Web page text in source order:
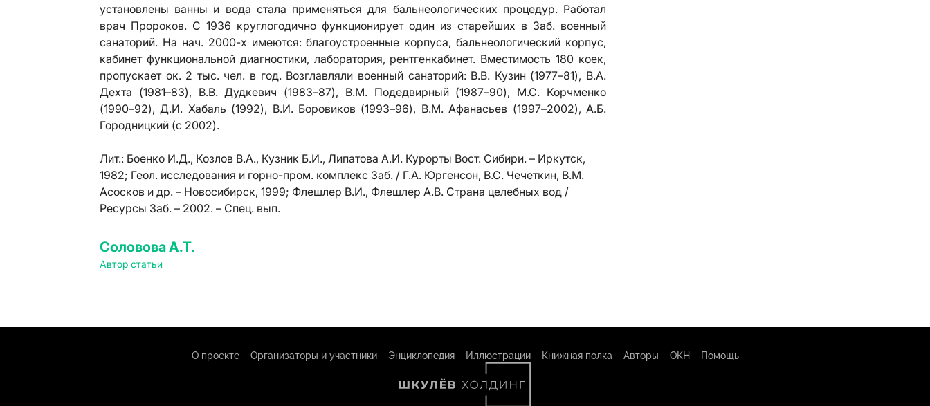
установлены ванны и вода стала применяться для бальнеологических процедур. Работал
врач Пророков. С 1936 круглогодично функционирует один из старейших в Заб. военный
санаторий. На нач. 2000-х имеются: благоустроенные корпуса, бальнеологический корпус,
кабинет функциональной диагностики, лаборатория, рентгенкабинет. Вместимость 180 коек,
пропускает ок. 2 тыс. чел. в год. Возглавляли военный санаторий: В.В. Кузин (1977–81), В.А.
Дехта (1981–83), В.В. Дудкевич (1983–87), В.М. Подедвирный (1987–90), М.С. Корчменко
(1990–92), Д.И. Хабаль (1992), В.И. Боровиков (1993–96), В.М. Афанасьев (1997–2002), А.Б.
Городницкий (с 2002).
Лит.: Боенко И.Д., Козлов В.А., Кузник Б.И., Липатова А.И. Курорты Вост. Сибири. – Иркутск,
1982; Геол. исследования и горно-пром. комплекс Заб. / Г.А. Юргенсон, В.С. Чечеткин, В.М.
Асосков и др. – Новосибирск, 1999; Флешлер В.И., Флешлер А.В. Страна целебных вод /
Ресурсы Заб. – 2002. – Cпец. вып.
Соловова А.Т.
Автор статьи
О проекте Организаторы и участники Энциклопедия Иллюстрации Книжная полка Авторы ОКН Помощь